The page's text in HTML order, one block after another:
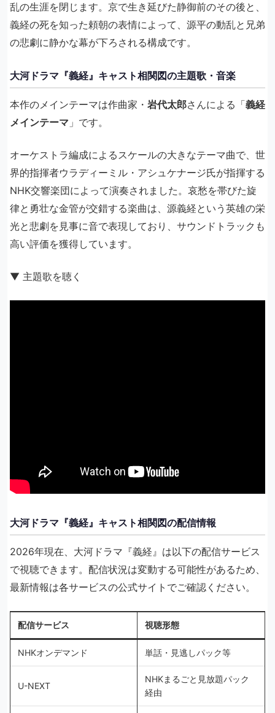
乱の生涯を閉じます。京で生き延びた静御前のその後と、
義経の死を知った頼朝の表情によって、源平の動乱と兄弟
の悲劇に静かな幕が下ろされる構成です。
大河ドラマ『義経』キャスト相関図の主題歌・音楽
本作のメインテーマは作曲家・ 岩代太郎さんによる「義経
メインテーマ 」です。
オーケストラ編成によるスケールの大きなテーマ曲で、世
界的指揮者ウラディーミル・アシュケナージ氏が指揮する
NHK交響楽団によって演奏されました。哀愁を帯びた旋
律と勇壮な金管が交錯する楽曲は、源義経という英雄の栄
光と悲劇を見事に音で表現しており、サウンドトラックも
高い評価を獲得しています。
▼ 主題歌を聴く
大河ドラマ『義経』キャスト相関図の配信情報
2026年現在、大河ドラマ『義経』は以下の配信サービス
で視聴できます。配信状況は変動する可能性があるため、
最新情報は各サービスの公式サイトでご確認ください。
配信サービス 視聴形態
NHKオンデマンド 単話・見逃しパック等
U-NEXT
NHKまるごと見放題パック
経由